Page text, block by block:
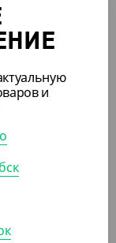
14/14-500,
и